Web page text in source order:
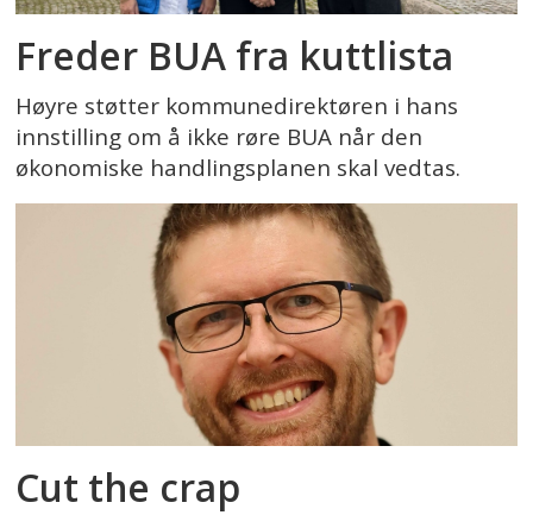
Freder BUA fra kuttlista
Høyre støtter kommunedirektøren i hans
innstilling om å ikke røre BUA når den
økonomiske handlingsplanen skal vedtas.
Cut the crap